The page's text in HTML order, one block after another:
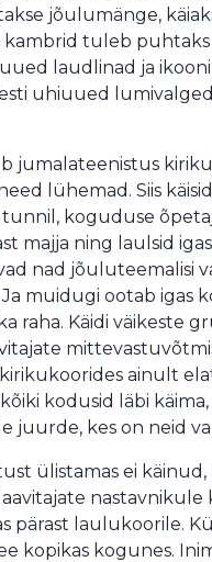
jõulumänge,
kambrid tuleb
laudlinad ja
uhiuued
lühemad. Siis
koguduse
majja ning laulsid
nad jõuluteemalisi
muidugi ootab igas
raha. Käidi väikeste
ainult
kodusid läbi
juurde, kes on neid
ülistamas ei käinud,
nastavnikule
pärast laulukoorile.
kopikas kogunes.